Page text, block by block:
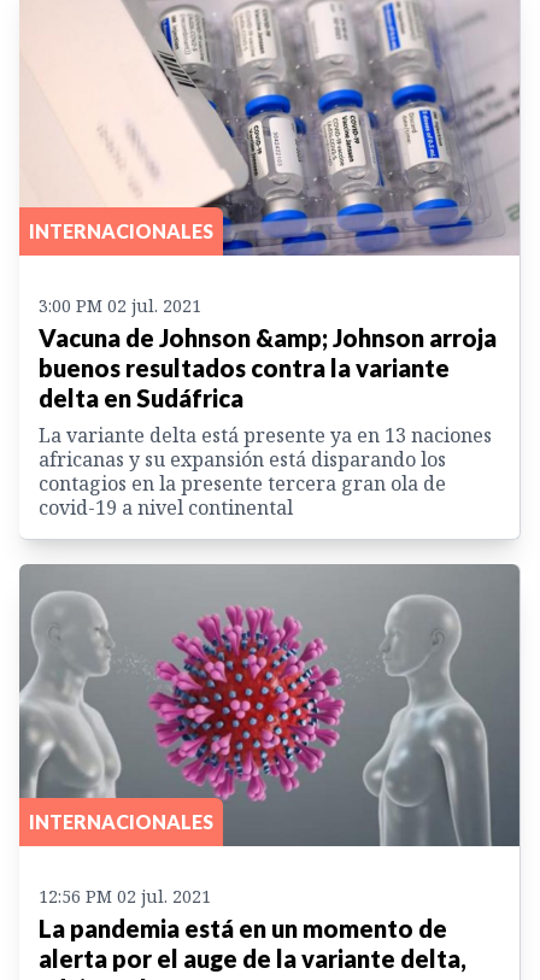
INTERNACIONALES
3:00 PM 02 jul. 2021
Vacuna de Johnson &amp; Johnson arroja
buenos resultados contra la variante
delta en Sudáfrica
La variante delta está presente ya en 13 naciones
africanas y su expansión está disparando los
contagios en la presente tercera gran ola de
covid-19 a nivel continental
INTERNACIONALES
12:56 PM 02 jul. 2021
La pandemia está en un momento de
alerta por el auge de la variante delta,